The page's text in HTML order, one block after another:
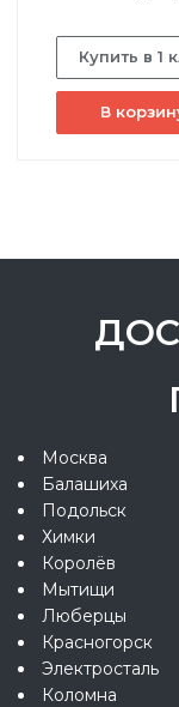
Купить в 1
В
Москва
Балашиха
Подольск
Химки
Королёв
Мытищи
Люберцы
Красногорск
Электросталь
Коломна